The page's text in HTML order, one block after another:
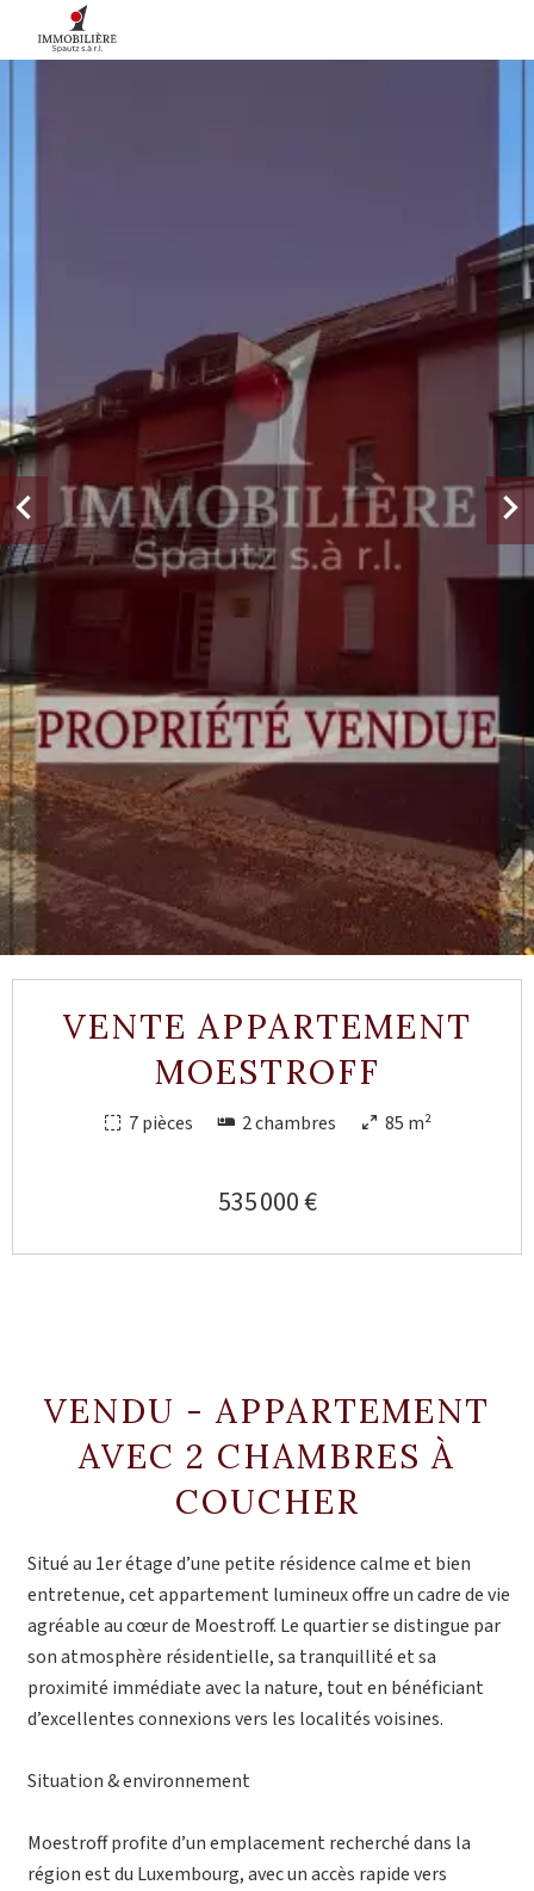
VENTE APPARTEMENT
MOESTROFF
7 pièces 2 chambres 85 m²
535 000 €
VENDU - APPARTEMENT
AVEC 2 CHAMBRES À
COUCHER
Situé au 1er étage d’une petite résidence calme et bien
entretenue, cet appartement lumineux offre un cadre de vie
agréable au cœur de Moestroff. Le quartier se distingue par
son atmosphère résidentielle, sa tranquillité et sa
proximité immédiate avec la nature, tout en bénéficiant
d’excellentes connexions vers les localités voisines.
Situation & environnement
Moestroff profite d’un emplacement recherché dans la
région est du Luxembourg, avec un accès rapide vers